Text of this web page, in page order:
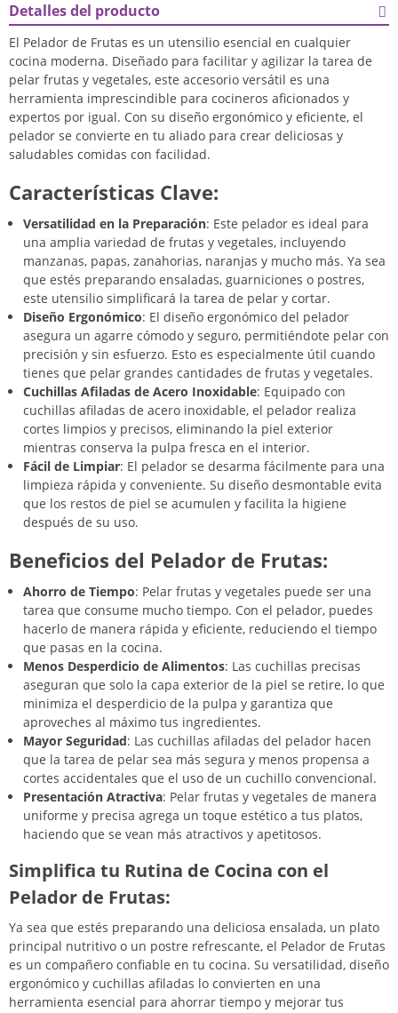
Detalles del producto
El Pelador de Frutas es un utensilio esencial en cualquier
cocina moderna. Diseñado para facilitar y agilizar la tarea de
pelar frutas y vegetales, este accesorio versátil es una
herramienta imprescindible para cocineros aficionados y
expertos por igual. Con su diseño ergonómico y eficiente, el
pelador se convierte en tu aliado para crear deliciosas y
saludables comidas con facilidad.
Características Clave:
Versatilidad en la Preparación: Este pelador es ideal para
una amplia variedad de frutas y vegetales, incluyendo
manzanas, papas, zanahorias, naranjas y mucho más. Ya sea
que estés preparando ensaladas, guarniciones o postres,
este utensilio simplificará la tarea de pelar y cortar.
Diseño Ergonómico: El diseño ergonómico del pelador
asegura un agarre cómodo y seguro, permitiéndote pelar con
precisión y sin esfuerzo. Esto es especialmente útil cuando
tienes que pelar grandes cantidades de frutas y vegetales.
Cuchillas Afiladas de Acero Inoxidable: Equipado con
cuchillas afiladas de acero inoxidable, el pelador realiza
cortes limpios y precisos, eliminando la piel exterior
mientras conserva la pulpa fresca en el interior.
Fácil de Limpiar: El pelador se desarma fácilmente para una
limpieza rápida y conveniente. Su diseño desmontable evita
que los restos de piel se acumulen y facilita la higiene
después de su uso.
Beneficios del Pelador de Frutas:
Ahorro de Tiempo: Pelar frutas y vegetales puede ser una
tarea que consume mucho tiempo. Con el pelador, puedes
hacerlo de manera rápida y eficiente, reduciendo el tiempo
que pasas en la cocina.
Menos Desperdicio de Alimentos: Las cuchillas precisas
aseguran que solo la capa exterior de la piel se retire, lo que
minimiza el desperdicio de la pulpa y garantiza que
aproveches al máximo tus ingredientes.
Mayor Seguridad: Las cuchillas afiladas del pelador hacen
que la tarea de pelar sea más segura y menos propensa a
cortes accidentales que el uso de un cuchillo convencional.
Presentación Atractiva: Pelar frutas y vegetales de manera
uniforme y precisa agrega un toque estético a tus platos,
haciendo que se vean más atractivos y apetitosos.
Simplifica tu Rutina de Cocina con el
Pelador de Frutas:
Ya sea que estés preparando una deliciosa ensalada, un plato
principal nutritivo o un postre refrescante, el Pelador de Frutas
es un compañero confiable en tu cocina. Su versatilidad, diseño
ergonómico y cuchillas afiladas lo convierten en una
herramienta esencial para ahorrar tiempo y mejorar tus